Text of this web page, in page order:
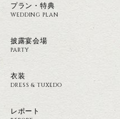
プラン・特典
WEDDING PLAN
披露宴会場
PARTY
衣装
DRESS & TUXEDO
レポート